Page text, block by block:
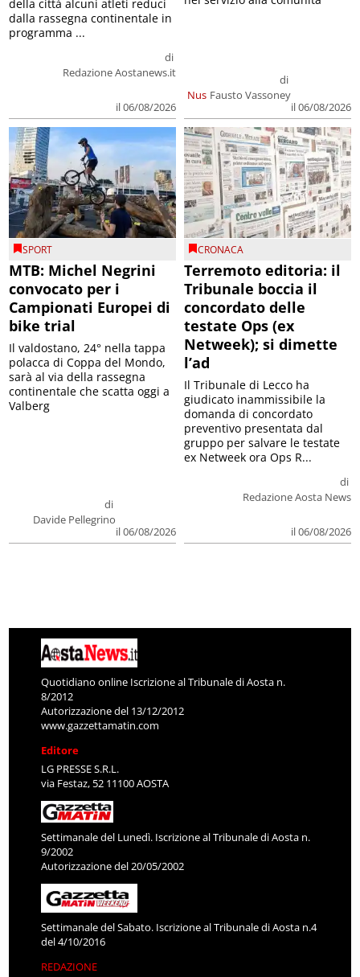
di
Redazione Aostanews.it
il 06/08/2026
della città alcuni atleti reduci
dalla rassegna continentale in
programma ...
Nus
di
Fausto Vassoney
il 06/08/2026
SPORT
MTB: Michel Negrini
convocato per i
Campionati Europei di
bike trial
di
Davide Pellegrino
il 06/08/2026
Il valdostano, 24° nella tappa
polacca di Coppa del Mondo,
sarà al via della rassegna
continentale che scatta oggi a
Valberg
CRONACA
Terremoto editoria: il
Tribunale boccia il
concordato delle
testate Ops (ex
Netweek); si dimette
l’ad
di
Redazione Aosta News
il 06/08/2026
Il Tribunale di Lecco ha
giudicato inammissibile la
domanda di concordato
preventivo presentata dal
gruppo per salvare le testate
ex Netweek ora Ops R...
Quotidiano online Iscrizione al Tribunale di Aosta n.
8/2012
Autorizzazione del 13/12/2012
www.gazzettamatin.com
Editore
LG PRESSE S.R.L.
via Festaz, 52 11100 AOSTA
Settimanale del Lunedì. Iscrizione al Tribunale di Aosta n.
9/2002
Autorizzazione del 20/05/2002
Settimanale del Sabato. Iscrizione al Tribunale di Aosta n.4
del 4/10/2016
REDAZIONE